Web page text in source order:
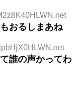
おるしまあね
誰の声かってわ